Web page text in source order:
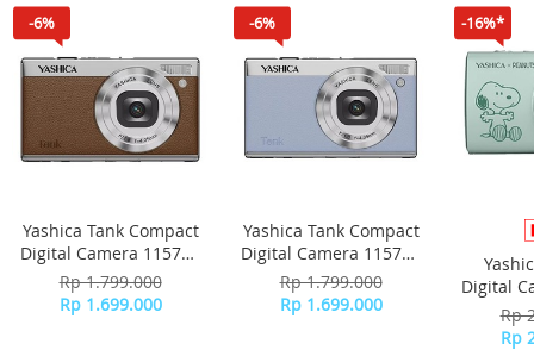
-6%
Yashica Tank Compact
Digital Camera 115755
- Brown
Rp 1.799.000
Rp 1.699.000
-6%
Yashica Tank Compact
Digital Camera 115756
- Sky Blue
Rp 1.799.000
Rp 1.699.000
-16%*
Digital
Rp
Rp